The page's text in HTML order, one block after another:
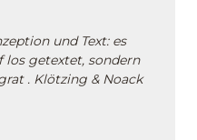
und Text: es
los getextet, sondern
. Klötzing & Noack